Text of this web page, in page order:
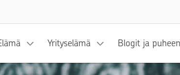
Yrityselämä Blogit ja